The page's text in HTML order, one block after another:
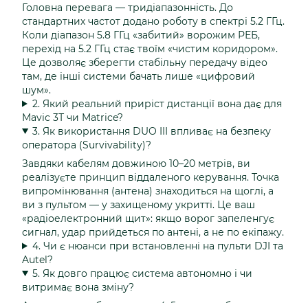
Головна перевага — тридіапазонність. До
стандартних частот додано роботу в спектрі 5.2 ГГц.
Коли діапазон 5.8 ГГц «забитий» ворожим РЕБ,
перехід на 5.2 ГГц стає твоїм «чистим коридором».
Це дозволяє зберегти стабільну передачу відео
там, де інші системи бачать лише «цифровий
шум».
2. Який реальний приріст дистанції вона дає для
Mavic 3Т чи Matrice?
3. Як використання DUO III впливає на безпеку
оператора (Survivability)?
Завдяки кабелям довжиною 10–20 метрів, ви
реалізуєте принцип віддаленого керування. Точка
випромінювання (антена) знаходиться на щоглі, а
ви з пультом — у захищеному укритті. Це ваш
«радіоелектронний щит»: якщо ворог запеленгує
сигнал, удар прийдеться по антені, а не по екіпажу.
4. Чи є нюанси при встановленні на пульти DJI та
Autel?
5. Як довго працює система автономно і чи
витримає вона зміну?